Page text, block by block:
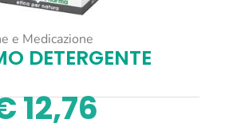
e Medicazione
DETERGENTE
12,76